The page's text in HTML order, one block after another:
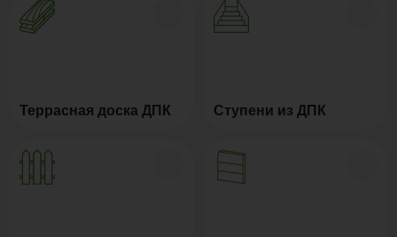
Террасная доска ДПК Ступени из ДПК